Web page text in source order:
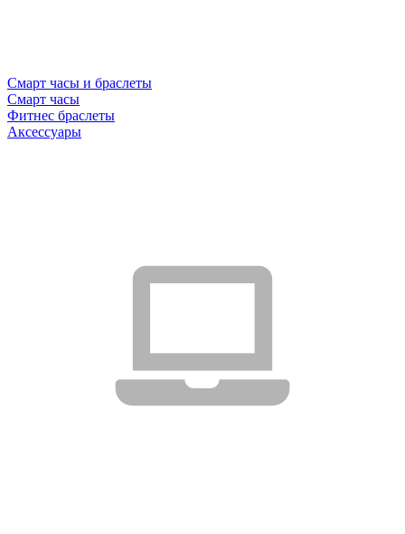
Смарт часы и браслеты
Смарт часы
Фитнес браслеты
Аксессуары